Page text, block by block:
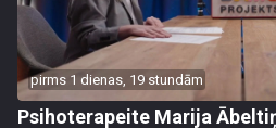
pirms 1 dienas, 19 stundām
Psihoterapeite Marija